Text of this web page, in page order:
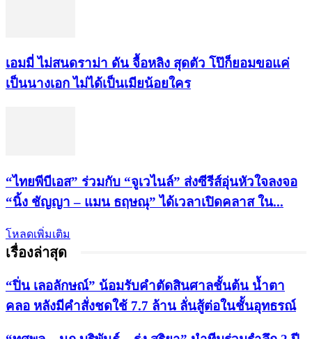
เอมมี่ ไม่สนดราม่า ดัน จื้อหลิง สุดตัว โป๊ก็ยอมขอแค่
เป็นนางเอก ไม่ได้เป็นเมียน้อยใคร
“ไทยพีบีเอส” ร่วมกับ “จูเวไนล์” ส่งซีรีส์อุ่นหัวใจลงจอ
“นิ้ง ชัญญา – แมน ธฤษณุ” ได้เวลาเปิดคลาส ใน...
โหลดเพิ่มเติม
เรื่องล่าสุด
“ปิ่น เลอลักษณ์” น้อมรับคำตัดสินศาลชั้นต้น น้ำตา
คลอ หลังมีคำสั่งชดใช้ 7.7 ล้าน ลั่นสู้ต่อในชั้นอุทธรณ์